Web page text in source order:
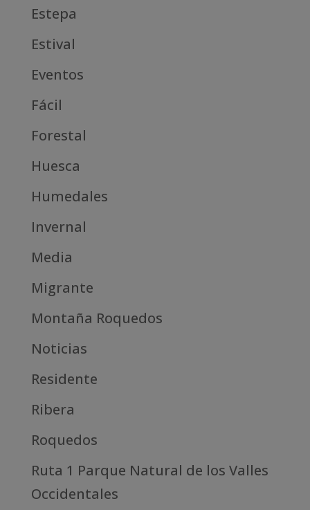
Estepa
Estival
Eventos
Fácil
Forestal
Huesca
Humedales
Invernal
Media
Migrante
Montaña Roquedos
Noticias
Residente
Ribera
Roquedos
Ruta 1 Parque Natural de los Valles
Occidentales